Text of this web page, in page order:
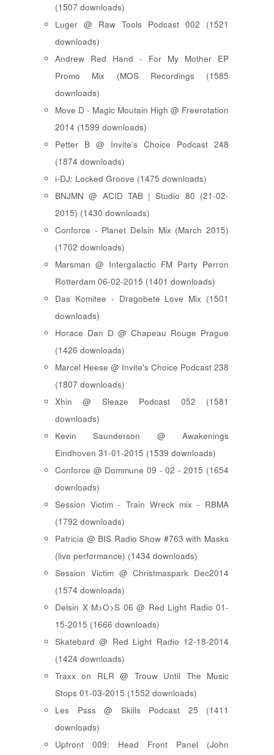
(1507 downloads)
Luger @ Raw Tools Podcast 002 (1521
downloads)
Andrew Red Hand - For My Mother EP
Promo Mix (MOS Recordings (1585
downloads)
Move D - Magic Moutain High @ Freerotation
2014 (1599 downloads)
Petter B @ Invite's Choice Podcast 248
(1874 downloads)
i-DJ: Locked Groove (1475 downloads)
BNJMN @ ACID TAB | Studio 80 (21-02-
2015) (1430 downloads)
Conforce - Planet Delsin Mix (March 2015)
(1702 downloads)
Marsman @ Intergalactic FM Party Perron
Rotterdam 06-02-2015 (1401 downloads)
Das Komitee - Dragobete Love Mix (1501
downloads)
Horace Dan D @ Chapeau Rouge Prague
(1426 downloads)
Marcel Heese @ Invite's Choice Podcast 238
(1807 downloads)
Xhin @ Sleaze Podcast 052 (1581
downloads)
Kevin Saunderson @ Awakenings
Eindhoven 31-01-2015 (1539 downloads)
Conforce @ Dommune 09 - 02 - 2015 (1654
downloads)
Session Victim - Train Wreck mix - RBMA
(1792 downloads)
Patricia @ BIS Radio Show #763 with Masks
(live performance) (1434 downloads)
Session Victim @ Christmaspark Dec2014
(1574 downloads)
Delsin X M>O>S 06 @ Red Light Radio 01-
15-2015 (1666 downloads)
Skatebard @ Red Light Radio 12-18-2014
(1424 downloads)
Traxx on RLR @ Trouw Until The Music
Stops 01-03-2015 (1552 downloads)
Les Psss @ Skills Podcast 25 (1411
downloads)
Upfront 009: Head Front Panel (John